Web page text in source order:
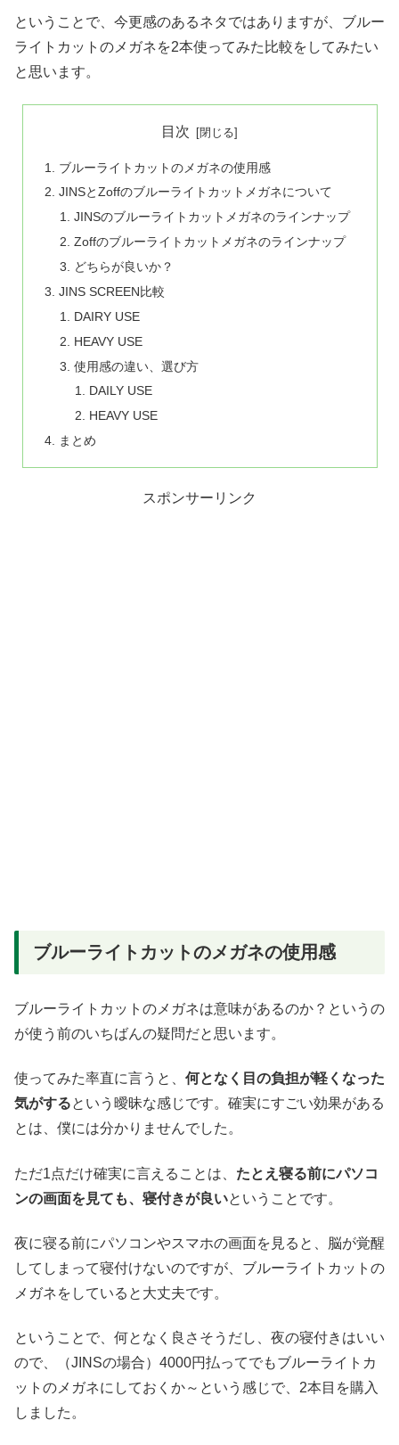
ということで、今更感のあるネタではありますが、ブルー
ライトカットのメガネを2本使ってみた比較をしてみたい
と思います。
目次
ブルーライトカットのメガネの使用感
JINSとZoffのブルーライトカットメガネについて
JINSのブルーライトカットメガネのラインナップ
Zoffのブルーライトカットメガネのラインナップ
どちらが良いか？
JINS SCREEN比較
DAIRY USE
HEAVY USE
使用感の違い、選び方
DAILY USE
HEAVY USE
まとめ
スポンサーリンク
ブルーライトカットのメガネの使用感
ブルーライトカットのメガネは意味があるのか？というの
が使う前のいちばんの疑問だと思います。
使ってみた率直に言うと、 何となく目の負担が軽くなった
気がするという曖昧な感じです。確実にすごい効果がある
とは、僕には分かりませんでした。
ただ1点だけ確実に言えることは、 たとえ寝る前にパソコ
ンの画面を見ても、寝付きが良いということです。
夜に寝る前にパソコンやスマホの画面を見ると、脳が覚醒
してしまって寝付けないのですが、ブルーライトカットの
メガネをしていると大丈夫です。
ということで、何となく良さそうだし、夜の寝付きはいい
ので、（JINSの場合）4000円払ってでもブルーライトカ
ットのメガネにしておくか～という感じで、2本目を購入
しました。